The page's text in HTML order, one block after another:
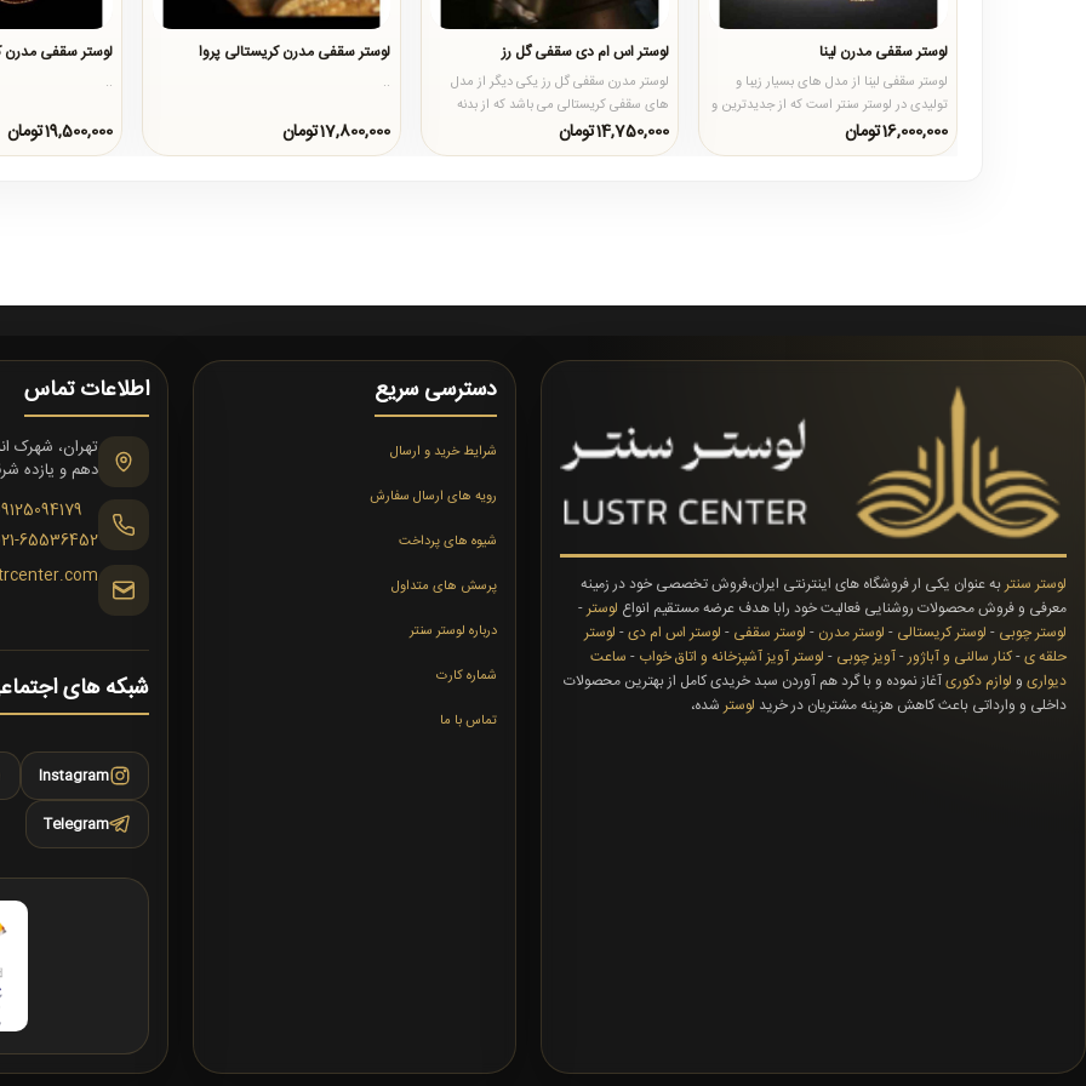
لوستر سقفی مدرن لینا
لوستر سقفی لینا از مدل های بسیار زیبا و
تولیدی در لوستر سنتر است که از جدیدترین و
بروزترین طراحی بدن..
16,000,000تومان
لوستر اس ام دی سقفی گل رز
لوستر مدرن سقفی گل رز یکی دیگر از مدل
های سقفی کریستالی می باشد که از بدنه
استیل و کریستال و لامپ ها..
14,750,000تومان
لوستر سقفی مدرن کریستالی پروا
..
17,800,000تومان
لوستر سقفی مدرن
..
19,500,000تومان
لوستر سنتربه عنوان یکی ار فروشگاه های اینترنتی ایران،فروش تخصصی خود در زمینه
معرفی و فروش محصولات روشنایی فعالیت خود رابا هدف عرضه مستقیم انواع لوستر-
لوستر چوبی - لوستر کریستالی - لوستر مدرن - لوستر سقفی - لوستر اس ام دی- لوستر
حلقه ی-کنار سالنی و آباژور-آویز چوبی - لوستر آویز آشپزخانه و اتاق خواب - ساعت
دیواری و لوازم دکوریآغاز نموده و با گرد هم آوردن سبد خریدی کامل از بهترین محصولات
داخلی و وارداتی باعث کاهش هزینه مشتریان در خرید لوسترشده،
دسترسی سریع
شرایط خرید و ارسال
رویه های ارسال سفارش
شیوه های پرداخت
پرسش های متداول
درباره لوستر سنتر
شماره کارت
تماس با ما
اطلاعات تماس
دهم و یازده
65536452
شبکه های
Instagram
Telegram